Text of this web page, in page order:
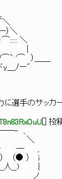
＼
＼
'⌒ ）＿＿
＿ﾉー"
に選手のサッカ
] 投
,
） ｉ
|